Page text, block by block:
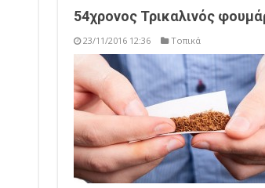
54χρονος Τρικαλινός
23/11/2016 12:36 Τοπικά